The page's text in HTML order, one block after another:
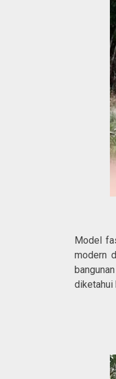
Model
modern
diketahui